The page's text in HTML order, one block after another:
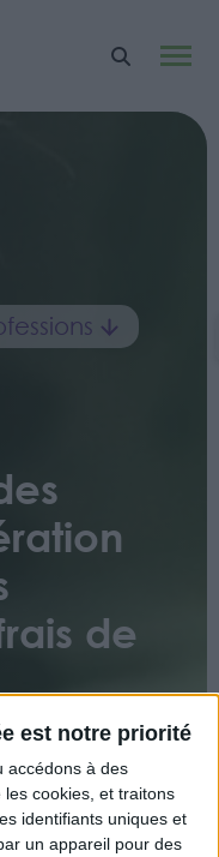
est notre priorité
accédons à des
cookies, et traitons
identifiants uniques et
un appareil pour des
de